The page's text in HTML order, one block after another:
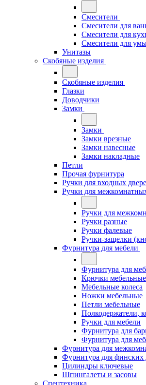
Смесители
Смесители для
Смесители для
Смесители для
Унитазы
Скобяные изделия
Скобяные изделия
Глазки
Доводчики
Замки
Замки
Замки врезные
Замки навесные
Замки накладные
Петли
Прочая фурнитура
Ручки для входных
Ручки для
Ручки для
Ручки разные
Ручки фалевые
Ручки-защелки
Фурнитура для мебели
Фурнитура для
Крючки мебельные
Мебельные колеса
Ножки мебельные
Петли мебельные
Полкодержатели,
Ручки для мебели
Фурнитура для
Фурнитура для
Фурнитура для
Фурнитура для финских
Цилиндры ключевые
Шпингалеты и засовы
Спецтехника